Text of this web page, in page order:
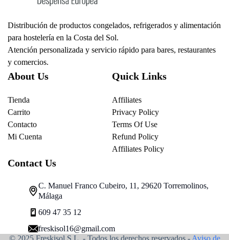
Distribución de productos congelados, refrigerados y alimentación
para hostelería en la Costa del Sol.
Atención personalizada y servicio rápido para bares, restaurantes
y comercios.
About Us
Tienda
Carrito
Contacto
Mi Cuenta
Quick Links
Affiliates
Privacy Policy
Terms Of Use
Refund Policy
Affiliates Policy
Contact Us
C. Manuel Franco Cubeiro, 11, 29620 Torremolinos,
Málaga
609 47 35 12
freskisol16@gmail.com
© 2025 Freskisol S.L. - Todos los derechos reservados.- Aviso de